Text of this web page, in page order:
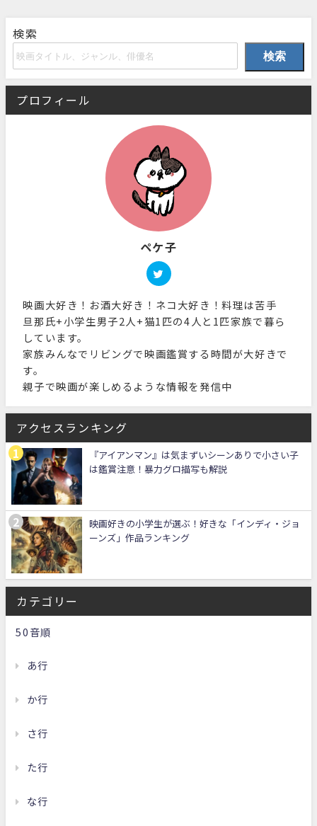
検索
検索
プロフィール
ペケ子
映画大好き！お酒大好き！ネコ大好き！料理は苦手
旦那氏+小学生男子2人+猫1匹の4人と1匹家族で暮ら
しています。
家族みんなでリビングで映画鑑賞する時間が大好きで
す。
親子で映画が楽しめるような情報を発信中
アクセスランキング
『アイアンマン』は気まずいシーンありで小さい子
は鑑賞注意！暴力グロ描写も解説
映画好きの小学生が選ぶ！好きな「インディ・ジョ
ーンズ」作品ランキング
カテゴリー
50音順
あ行
か行
さ行
た行
な行